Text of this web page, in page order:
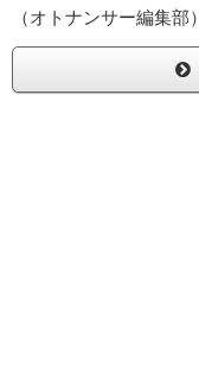
（オトナンサー編集部）